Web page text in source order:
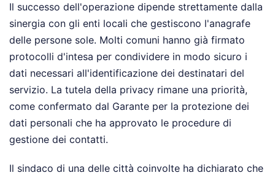
Il successo dell'operazione dipende strettamente dalla
sinergia con gli enti locali che gestiscono l'anagrafe
delle persone sole. Molti comuni hanno già firmato
protocolli d'intesa per condividere in modo sicuro i
dati necessari all'identificazione dei destinatari del
servizio. La tutela della privacy rimane una priorità,
come confermato dal Garante per la protezione dei
dati personali che ha approvato le procedure di
gestione dei contatti.
Il sindaco di una delle città coinvolte ha dichiarato che